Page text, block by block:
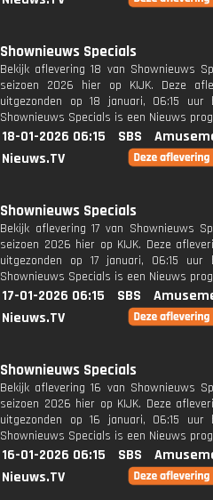
Shownieuws Specials
Bekijk aflevering 18 van Shownieuws
seizoen 2026 hier op KIJK. Deze
uitgezonden op 18 januari, 06:15 uur
Shownieuws Specials is een Nieuws
18-01-2026 06:15 SBS
Nieuws.TV
Shownieuws Specials
Bekijk aflevering 17 van Shownieuws
seizoen 2026 hier op KIJK. Deze
uitgezonden op 17 januari, 06:15 uur
Shownieuws Specials is een Nieuws
17-01-2026 06:15 SBS
Nieuws.TV
Shownieuws Specials
Bekijk aflevering 16 van Shownieuws
seizoen 2026 hier op KIJK. Deze
uitgezonden op 16 januari, 06:15 uur
Shownieuws Specials is een Nieuws
16-01-2026 06:15 SBS
Nieuws.TV